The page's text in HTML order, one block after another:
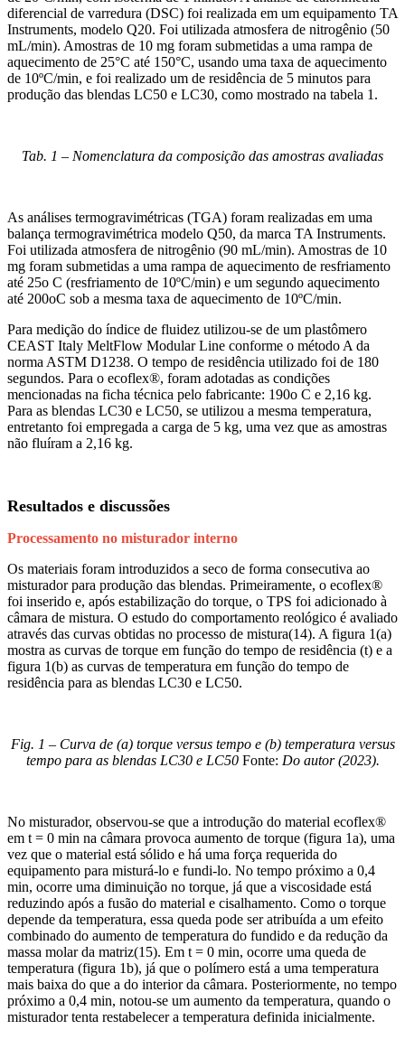
diferencial de varredura (DSC) foi realizada em um equipamento TA
Instruments, modelo Q20. Foi utilizada atmosfera de nitrogênio (50
mL/min). Amostras de 10 mg foram submetidas a uma rampa de
aquecimento de 25°C até 150°C, usando uma taxa de aquecimento
de 10ºC/min, e foi realizado um de residência de 5 minutos para
produção das blendas LC50 e LC30, como mostrado na tabela 1.
Tab. 1 – Nomenclatura da composição das amostras avaliadas
As análises termogravimétricas (TGA) foram realizadas em uma
balança termogravimétrica modelo Q50, da marca TA Instruments.
Foi utilizada atmosfera de nitrogênio (90 mL/min). Amostras de 10
mg foram submetidas a uma rampa de aquecimento de resfriamento
até 25o C (resfriamento de 10ºC/min) e um segundo aquecimento
até 200oC sob a mesma taxa de aquecimento de 10ºC/min.
Para medição do índice de fluidez utilizou-se de um plastômero
CEAST Italy MeltFlow Modular Line conforme o método A da
norma ASTM D1238. O tempo de residência utilizado foi de 180
segundos. Para o ecoflex®, foram adotadas as condições
mencionadas na ficha técnica pelo fabricante: 190o C e 2,16 kg.
Para as blendas LC30 e LC50, se utilizou a mesma temperatura,
entretanto foi empregada a carga de 5 kg, uma vez que as amostras
não fluíram a 2,16 kg.
Resultados e discussões
Processamento no misturador interno
Os materiais foram introduzidos a seco de forma consecutiva ao
misturador para produção das blendas. Primeiramente, o ecoflex®
foi inserido e, após estabilização do torque, o TPS foi adicionado à
câmara de mistura. O estudo do comportamento reológico é avaliado
através das curvas obtidas no processo de mistura(14). A figura 1(a)
mostra as curvas de torque em função do tempo de residência (t) e a
figura 1(b) as curvas de temperatura em função do tempo de
residência para as blendas LC30 e LC50.
Fig. 1 – Curva de (a) torque versus tempo e (b) temperatura versus
tempo para as blendas LC30 e LC50 Fonte: Do autor (2023).
No misturador, observou-se que a introdução do material ecoflex®
em t = 0 min na câmara provoca aumento de torque (figura 1a), uma
vez que o material está sólido e há uma força requerida do
equipamento para misturá-lo e fundi-lo. No tempo próximo a 0,4
min, ocorre uma diminuição no torque, já que a viscosidade está
reduzindo após a fusão do material e cisalhamento. Como o torque
depende da temperatura, essa queda pode ser atribuída a um efeito
combinado do aumento de temperatura do fundido e da redução da
massa molar da matriz(15). Em t = 0 min, ocorre uma queda de
temperatura (figura 1b), já que o polímero está a uma temperatura
mais baixa do que a do interior da câmara. Posteriormente, no tempo
próximo a 0,4 min, notou-se um aumento da temperatura, quando o
misturador tenta restabelecer a temperatura definida inicialmente.